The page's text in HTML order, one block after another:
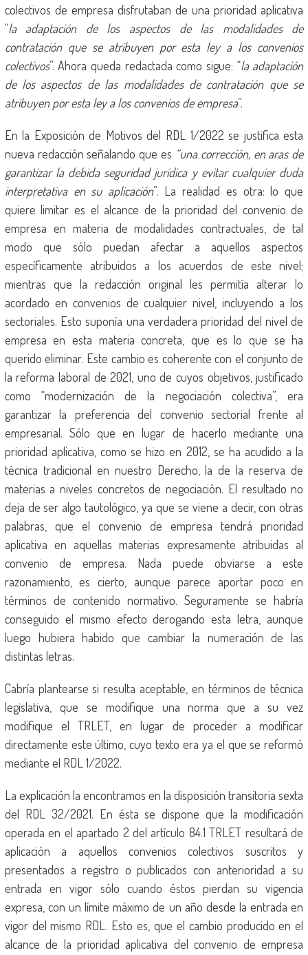
colectivos de empresa disfrutaban de una prioridad aplicativa
“la adaptación de los aspectos de las modalidades de
contratación que se atribuyen por esta ley a los convenios
colectivos”. Ahora queda redactada como sigue: “la adaptación
de los aspectos de las modalidades de contratación que se
atribuyen por esta ley a los convenios de empresa”.
En la Exposición de Motivos del RDL 1/2022 se justifica esta
nueva redacción señalando que es “una corrección, en aras de
garantizar la debida seguridad jurídica y evitar cualquier duda
interpretativa en su aplicación”. La realidad es otra: lo que
quiere limitar es el alcance de la prioridad del convenio de
empresa en materia de modalidades contractuales, de tal
modo que sólo puedan afectar a aquellos aspectos
específicamente atribuidos a los acuerdos de este nivel;
mientras que la redacción original les permitía alterar lo
acordado en convenios de cualquier nivel, incluyendo a los
sectoriales. Esto suponía una verdadera prioridad del nivel de
empresa en esta materia concreta, que es lo que se ha
querido eliminar. Este cambio es coherente con el conjunto de
la reforma laboral de 2021, uno de cuyos objetivos, justificado
como “modernización de la negociación colectiva”, era
garantizar la preferencia del convenio sectorial frente al
empresarial. Sólo que en lugar de hacerlo mediante una
prioridad aplicativa, como se hizo en 2012, se ha acudido a la
técnica tradicional en nuestro Derecho, la de la reserva de
materias a niveles concretos de negociación. El resultado no
deja de ser algo tautológico, ya que se viene a decir, con otras
palabras, que el convenio de empresa tendrá prioridad
aplicativa en aquellas materias expresamente atribuidas al
convenio de empresa. Nada puede obviarse a este
razonamiento, es cierto, aunque parece aportar poco en
términos de contenido normativo. Seguramente se habría
conseguido el mismo efecto derogando esta letra, aunque
luego hubiera habido que cambiar la numeración de las
distintas letras.
Cabría plantearse si resulta aceptable, en términos de técnica
legislativa, que se modifique una norma que a su vez
modifique el TRLET, en lugar de proceder a modificar
directamente este último, cuyo texto era ya el que se reformó
mediante el RDL 1/2022.
La explicación la encontramos en la disposición transitoria sexta
del RDL 32/2021. En ésta se dispone que la modificación
operada en el apartado 2 del artículo 84.1 TRLET resultará de
aplicación a aquellos convenios colectivos suscritos y
presentados a registro o publicados con anterioridad a su
entrada en vigor sólo cuando éstos pierdan su vigencia
expresa, con un límite máximo de un año desde la entrada en
vigor del mismo RDL. Esto es, que el cambio producido en el
alcance de la prioridad aplicativa del convenio de empresa